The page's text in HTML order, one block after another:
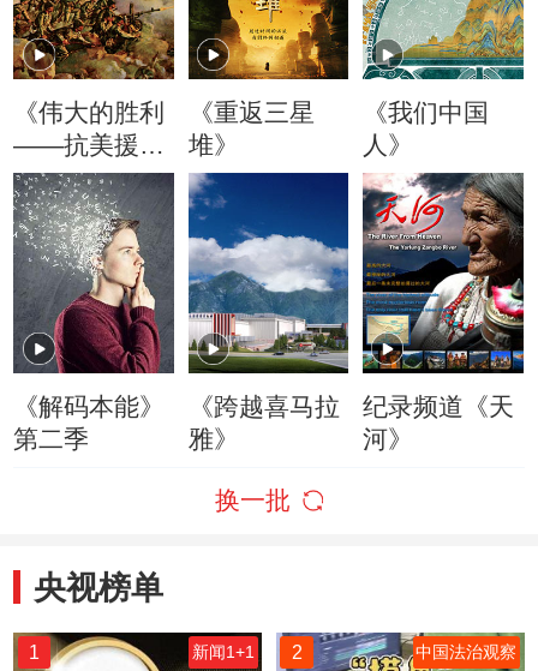
《伟大的胜利
——抗美援朝
启示录》
《重返三星
堆》
《我们中国
人》
《解码本能》
第二季
《跨越喜马拉
雅》
纪录频道《天
河》
换一批
央视榜单
1 新闻1+1 2 中国法治观察